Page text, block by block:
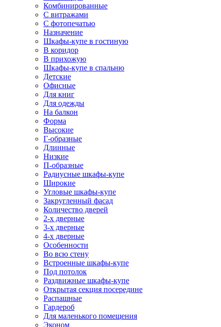
Комбинированные
С витражами
С фотопечатью
Назначение
Шкафы-купе в гостиную
В коридор
В прихожую
Шкафы-купе в спальню
Детские
Офисные
Для книг
Для одежды
На балкон
Форма
Высокие
Г-образные
Длинные
Низкие
П-образные
Радиусные шкафы-купе
Широкие
Угловые шкафы-купе
Закругленный фасад
Количество дверей
2-х дверные
3-х дверные
4-х дверные
Особенности
Во всю стену
Встроенные шкафы-купе
Под потолок
Раздвижные шкафы-купе
Открытая секция посередине
Распашные
Гардероб
Для маленького помещения
Эконом